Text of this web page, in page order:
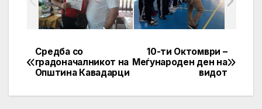
Post
navigation
10-ти Октомври –
Меѓународен ден на
видот
Средба со
градоначалникот на
Општина Кавадарци